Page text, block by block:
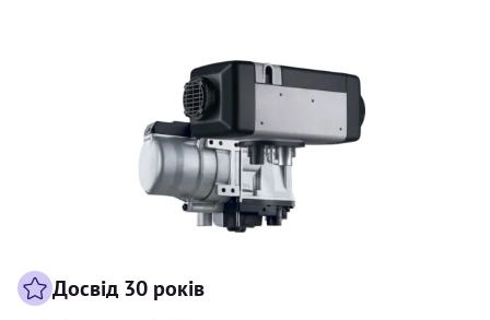
Досвід 30 років